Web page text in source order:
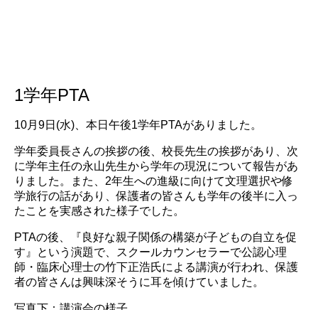
1学年PTA
10月9日(水)、本日午後1学年PTAがありました。
学年委員長さんの挨拶の後、校長先生の挨拶があり、次
に学年主任の永山先生から学年の現況について報告があ
りました。また、2年生への進級に向けて文理選択や修
学旅行の話があり、保護者の皆さんも学年の後半に入っ
たことを実感された様子でした。
PTAの後、『良好な親子関係の構築が子どもの自立を促
す』という演題で、スクールカウンセラーで公認心理
師・臨床心理士の竹下正浩氏による講演が行われ、保護
者の皆さんは興味深そうに耳を傾けていました。